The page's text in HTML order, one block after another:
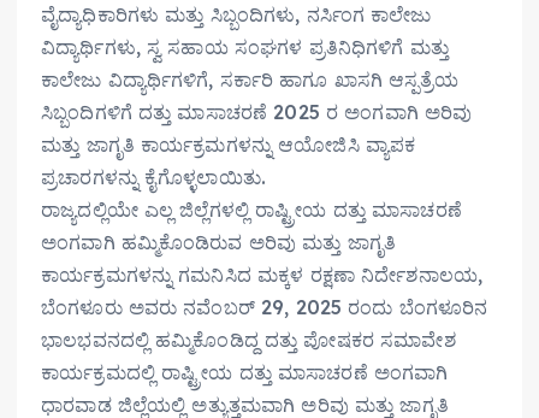
ವೈದ್ಯಾಧಿಕಾರಿಗಳು ಮತ್ತು ಸಿಬ್ಬಂದಿಗಳು, ನರ್ಸಿಂಗ ಕಾಲೇಜು
ವಿದ್ಯಾರ್ಥಿಗಳು, ಸ್ವ ಸಹಾಯ ಸಂಘಗಳ ಪ್ರತಿನಿಧಿಗಳಿಗೆ ಮತ್ತು
ಕಾಲೇಜು ವಿದ್ಯಾರ್ಥಿಗಳಿಗೆ, ಸರ್ಕಾರಿ ಹಾಗೂ ಖಾಸಗಿ ಆಸ್ಪತ್ರೆಯ
ಸಿಬ್ಬಂದಿಗಳಿಗೆ ದತ್ತು ಮಾಸಾಚರಣೆ 2025 ರ ಅಂಗವಾಗಿ ಅರಿವು
ಮತ್ತು ಜಾಗೃತಿ ಕಾರ್ಯಕ್ರಮಗಳನ್ನು ಆಯೋಜಿಸಿ ವ್ಯಾಪಕ
ಪ್ರಚಾರಗಳನ್ನು ಕೈಗೊಳ್ಳಲಾಯಿತು.
ರಾಜ್ಯದಲ್ಲಿಯೇ ಎಲ್ಲ ಜಿಲ್ಲೆಗಳಲ್ಲಿ ರಾಷ್ಟ್ರೀಯ ದತ್ತು ಮಾಸಾಚರಣೆ
ಅಂಗವಾಗಿ ಹಮ್ಮಿಕೊಂಡಿರುವ ಅರಿವು ಮತ್ತು ಜಾಗೃತಿ
ಕಾರ್ಯಕ್ರಮಗಳನ್ನು ಗಮನಿಸಿದ ಮಕ್ಕಳ ರಕ್ಷಣಾ ನಿರ್ದೇಶನಾಲಯ,
ಬೆಂಗಳೂರು ಅವರು ನವೆಂಬರ್ 29, 2025 ರಂದು ಬೆಂಗಳೂರಿನ
ಭಾಲಭವನದಲ್ಲಿ ಹಮ್ಮಿಕೊಂಡಿದ್ದ ದತ್ತು ಪೋಷಕರ ಸಮಾವೇಶ
ಕಾರ್ಯಕ್ರಮದಲ್ಲಿ ರಾಷ್ಟ್ರೀಯ ದತ್ತು ಮಾಸಾಚರಣೆ ಅಂಗವಾಗಿ
ಧಾರವಾಡ ಜಿಲ್ಲೆಯಲ್ಲಿ ಅತ್ಯುತ್ತಮವಾಗಿ ಅರಿವು ಮತ್ತು ಜಾಗೃತಿ